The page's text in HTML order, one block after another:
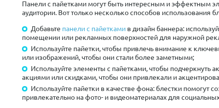
Панели с пайетками могут быть интересным и эффектным
аудитории. Вот только несколько способов использования
Добавьте панели с пайеткамив дизайн баннера:
помещении или рекламных поверхностей для наружной
Используйте пайетки, чтобы привлечь внимание к
или изображений, чтобы они стали более заметными;
Используйте элементы с пайетками, чтобы подчеркнуть
акциями или скидками, чтобы они привлекали и
Используйте пайетки в качестве фона: блестки помогут
привлекательно на фото- и видеоматериалах для